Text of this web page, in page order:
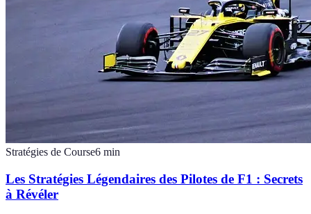
Stratégies de Course6 min
Les Stratégies Légendaires des Pilotes de F1 : Secrets
à Révéler